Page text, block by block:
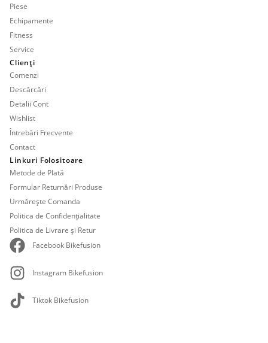
Piese
Echipamente
Fitness
Service
Clienți
Comenzi
Descărcări
Detalii Cont
Wishlist
Întrebări Frecvente
Contact
Linkuri Folositoare
Metode de Plată
Formular Returnări Produse
Urmărește Comanda
Politica de Confidențialitate
Politica de Livrare și Retur
Facebook Bikefusion
Instagram Bikefusion
Tiktok Bikefusion